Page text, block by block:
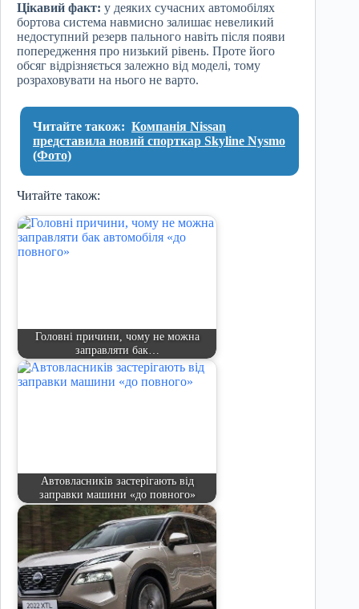
Цікавий факт: у деяких сучасних автомобілях
бортова система навмисно залишає невеликий
недоступний резерв пального навіть після появи
попередження про низький рівень. Проте його
обсяг відрізняється залежно від моделі, тому
розраховувати на нього не варто.
Читайте також: Компанія Nissan
представила новий спорткар Skyline Nysmo
(Фото)
Читайте також:
Головні причини, чому не можна
заправляти бак…
Автовласників застерігають від
заправки машини «до повного»